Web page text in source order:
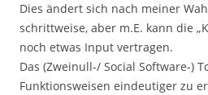
Dies ändert sich nach meiner
schrittweise, aber m.E. kann die
noch etwas Input vertragen.
Das (Zweinull-/ Social Software-)
Funktionsweisen eindeutiger zu